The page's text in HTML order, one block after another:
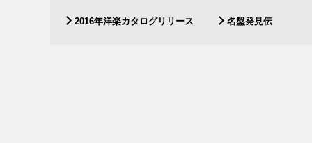
2016年洋楽カタログリリース 名盤発見伝